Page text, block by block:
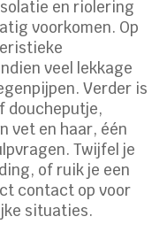
en riolering
voorkomen. Op
veel lekkage
Verder is
doucheputje,
vet en haar, één
Twijfel je
of ruik je een
contact op voor
situaties.